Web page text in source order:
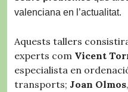
valenciana en l’actualitat.
Aquests tallers
experts com Vicent
especialista en
transports; Joan Olmos